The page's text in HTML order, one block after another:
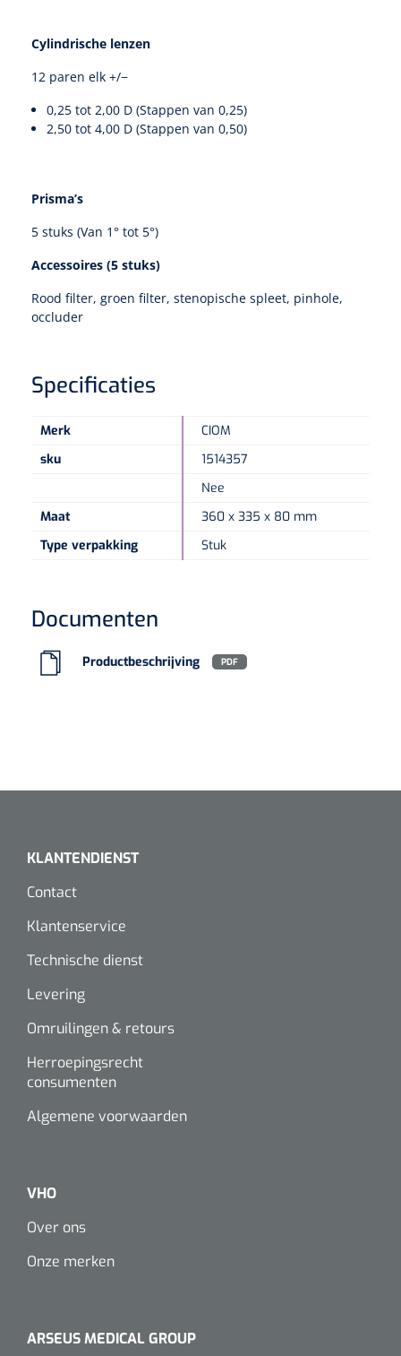
Cylindrische lenzen
12 paren elk +/−
0,25 tot 2,00 D (Stappen van 0,25)
2,50 tot 4,00 D (Stappen van 0,50)
Prisma’s
5 stuks (Van 1° tot 5°)
Accessoires (5 stuks)
Rood filter, groen filter, stenopische spleet, pinhole,
occluder
Specificaties
Merk
CIOM
sku
1514357
Nee
Maat
360 x 335 x 80 mm
Type verpakking
Stuk
Documenten
Productbeschrijving PDF
KLANTENDIENST
Contact
Klantenservice
Technische dienst
Levering
Omruilingen & retours
Herroepingsrecht
consumenten
Algemene voorwaarden
VHO
Over ons
Onze merken
ARSEUS MEDICAL GROUP